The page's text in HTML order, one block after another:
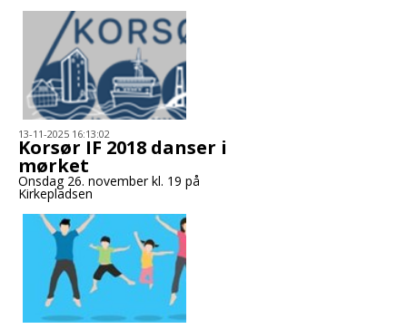
13-11-2025 16:13:02
Korsør IF 2018 danser i
mørket
Onsdag 26. november kl. 19 på
Kirkepladsen